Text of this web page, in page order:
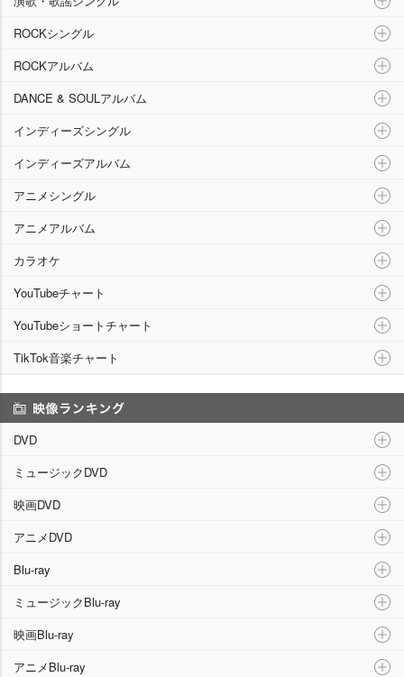
ROCKシングル
ROCKアルバム
DANCE & SOULアルバム
インディーズシングル
インディーズアルバム
アニメシングル
アニメアルバム
カラオケ
YouTubeチャート
YouTubeショートチャート
TikTok音楽チャート
DVD
ミュージックDVD
映画DVD
アニメDVD
Blu-ray
ミュージックBlu-ray
映画Blu-ray
アニメBlu-ray